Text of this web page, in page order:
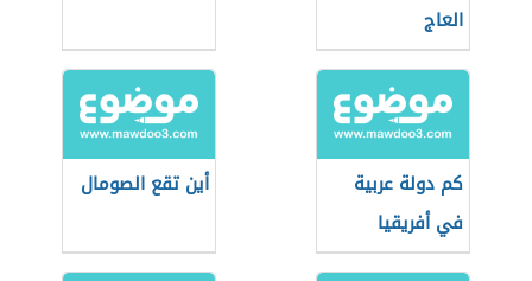
العاج
كم دولة عربية
في أفريقيا
أين تقع الصومال